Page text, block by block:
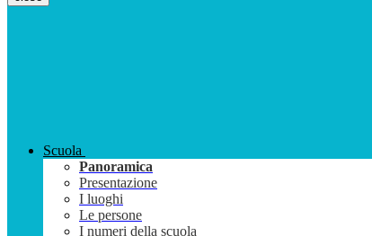
Scuola
Panoramica
Presentazione
I luoghi
Le persone
I numeri della scuola